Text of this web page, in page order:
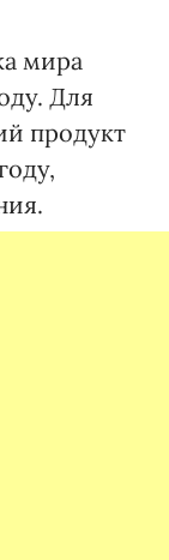
мира
Для
продукт